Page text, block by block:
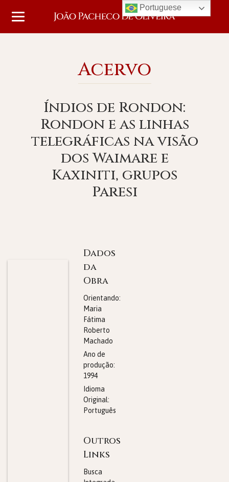
Acervo
Índios de Rondon:
Rondon e as linhas
telegráficas na visão
dos Waimare e
Kaxiniti, grupos
Paresi
Dados
da
Obra
Orientando:
Maria
Fátima
Roberto
Machado
Ano de
produção:
1994
Idioma
Original:
Português
Outros
Links
Busca
Portuguese